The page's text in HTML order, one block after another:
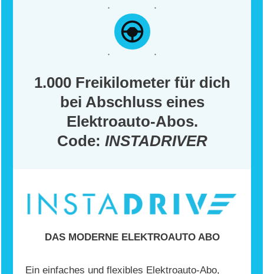
1.000 Freikilometer für dich
bei Abschluss eines
Elektroauto-Abos.
Code: INSTADRIVER
DAS MODERNE ELEKTROAUTO ABO
Ein einfaches und flexibles Elektroauto-Abo,